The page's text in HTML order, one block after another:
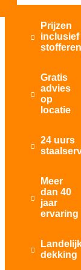

Prijzen
inclusief
stofferen

Gratis
advies
op
locatie

24 uurs

Meer
dan 40
jaar
ervaring

dekking